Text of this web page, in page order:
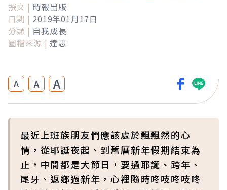
撰文 | 時報出版
日期 | 2019年01月17日
分類 | 自我成長
圖檔來源 | 達志
A A A
最近上班族朋友們應該處於飄飄然的心
情，從耶誕夜起、到舊曆新年假期結束為
止，中間都是大節日，要過耶誕、跨年、
尾牙、返鄉過新年，心裡隨時咚吱咚吱咚